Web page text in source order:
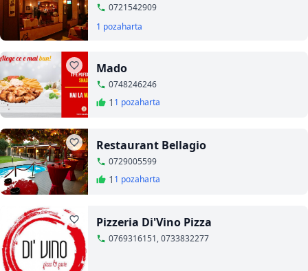
0721542909
1 pozaharta
Mado
0748246246
1 1 pozaharta
Restaurant Bellagio
0729005599
1 1 pozaharta
Pizzeria Di'Vino Pizza
0769316151, 0733832277